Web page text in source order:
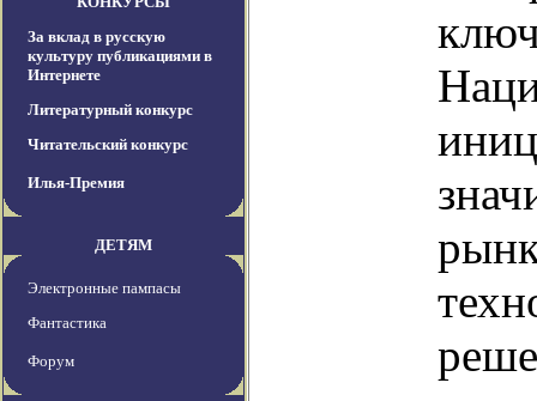
За вклад в русскую
культуру публикациями в
Интернете
Литературный конкурс
Читательский конкурс
Илья-Премия
ДЕТЯМ
Электронные пампасы
Фантастика
Форум